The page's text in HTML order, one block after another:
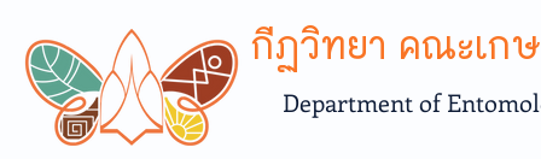
กีฏวิทยา คณะเก
Department of